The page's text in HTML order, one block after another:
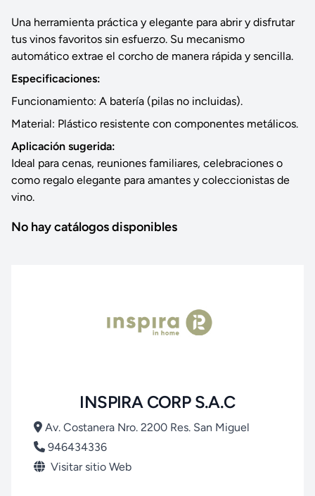
Una herramienta práctica y elegante para abrir y disfrutar
tus vinos favoritos sin esfuerzo. Su mecanismo
automático extrae el corcho de manera rápida y sencilla.
Especificaciones:
Funcionamiento: A batería (pilas no incluidas).
Material: Plástico resistente con componentes metálicos.
Aplicación sugerida:
Ideal para cenas, reuniones familiares, celebraciones o
como regalo elegante para amantes y coleccionistas de
vino.
No hay catálogos disponibles
INSPIRA CORP S.A.C
Av. Costanera Nro. 2200 Res. San Miguel
946434336
Visitar sitio Web